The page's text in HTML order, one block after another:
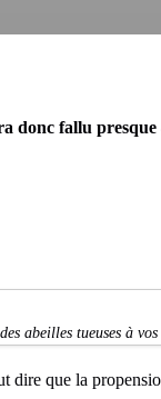
donc fallu
abeilles tueuses à vos
dire que la